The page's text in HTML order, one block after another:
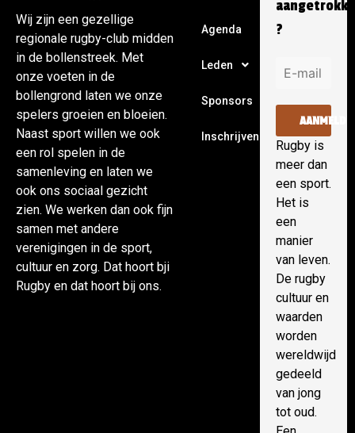
Wij zijn een gezellige
regionale rugby-club midden
in de bollenstreek. Met
onze voeten in de
bollengrond laten we onze
spelers groeien en bloeien.
Naast sport willen we ook
een rol spelen in de
samenleving en laten we
ook ons sociaal gezicht
zien. We werken dan ook fijn
samen met andere
verenigingen in de sport,
cultuur en zorg. Dat hoort bji
Rugby en dat hoort bij ons.
Agenda
Leden
Sponsors
Inschrijven
?
Rugby is
meer dan
een sport.
Het is
een
manier
van leven.
De rugby
cultuur en
waarden
worden
wereldwijd
gedeeld
van jong
tot oud.